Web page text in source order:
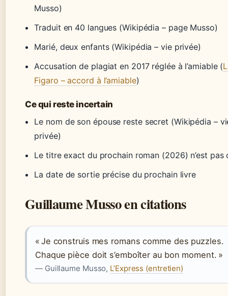
Musso)
Traduit en 40 langues (Wikipédia – page Musso)
Marié, deux enfants (Wikipédia – vie privée)
Accusation de plagiat en 2017 réglée à l’amiable (
Figaro – accord à l’amiable)
Ce qui reste incertain
Le nom de son épouse reste secret (Wikipédia –
privée)
Le titre exact du prochain roman (2026) n’est pas
La date de sortie précise du prochain livre
Guillaume Musso en citations
« Je construis mes romans comme des puzzles.
Chaque pièce doit s’emboîter au bon moment. »
— Guillaume Musso, L’Express (entretien)